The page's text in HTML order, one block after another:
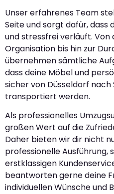
Unser erfahrenes Team
Seite und sorgt dafür, dass
und stressfrei verläuft. Von
Organisation bis hin zur
übernehmen sämtliche
dass deine Möbel und
sicher von Düsseldorf
transportiert werden.
Als professionelles
großen Wert auf die
Daher bieten wir dir nicht
professionelle Ausführung,
erstklassigen
beantworten gerne deine
individuellen Wünsche und